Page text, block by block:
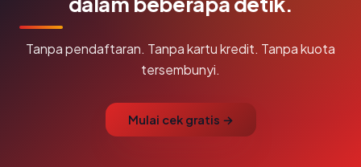
Tanpa pendaftaran. Tanpa kartu kredit. Tanpa kuota
tersembunyi.
Mulai cek gratis →